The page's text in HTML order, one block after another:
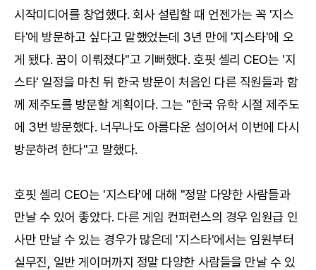
시작미디어를 창업했다. 회사 설립할 때 언젠가는 꼭 '지스
타'에 방문하고 싶다고 말했었는데 3년 만에 '지스타'에 오
게 됐다. 꿈이 이뤄졌다"고 기뻐했다. 호핏 셸리 CEO는 '지
스타' 일정을 마친 뒤 한국 방문이 처음인 다른 직원들과 함
께 제주도를 방문할 계획이다. 그는 "한국 유학 시절 제주도
에 3번 방문했다. 너무나도 아름다운 섬이어서 이번에 다시
방문하려 한다"고 말했다.
호핏 셸리 CEO는 '지스타'에 대해 "정말 다양한 사람들과
만날 수 있어 좋았다. 다른 게임 컨퍼런스의 경우 임원급 인
사만 만날 수 있는 경우가 많은데 '지스타'에서는 임원부터
실무진, 일반 게이머까지 정말 다양한 사람들을 만날 수 있